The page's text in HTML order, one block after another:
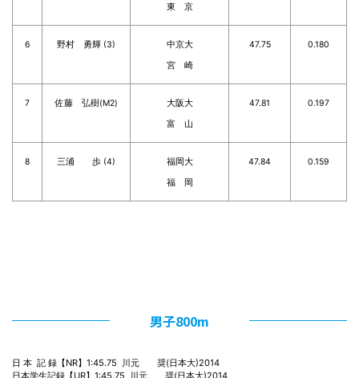
東 京
6 野村 勇輝 (3)
中京大
宮 崎
47.75 0.180
7 佐藤 弘樹(M2)
大阪大
富 山
47.81 0.197
8 三浦 歩 (4)
福岡大
福 岡
47.84 0.159
男子800m
日 本  記 録【NR】1:45.75  川元　　奨(日本大)2014
日本学生記録【UR】1:45.75  川元　　奨(日本大)2014